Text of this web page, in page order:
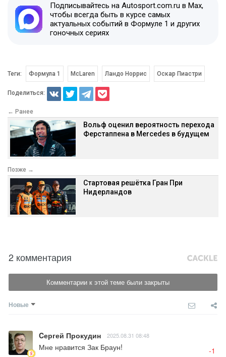
Подписывайтесь на Autosport.com.ru в Max,
чтобы всегда быть в курсе самых
актуальных событий в Формуле 1 и других
гоночных сериях
Теги: Формула 1 McLaren Ландо Норрис Оскар Пиастри
Поделиться:
← Ранее
Вольф оценил вероятность перехода
Ферстаппена в Mercedes в будущем
Позже →
Стартовая решётка Гран При
Нидерландов
2 комментария
Комментарии к этой теме были закрыты
Новые
Cергей Прокудин 2025.08.31 08:48
Мне нравится Зак Браун! -1